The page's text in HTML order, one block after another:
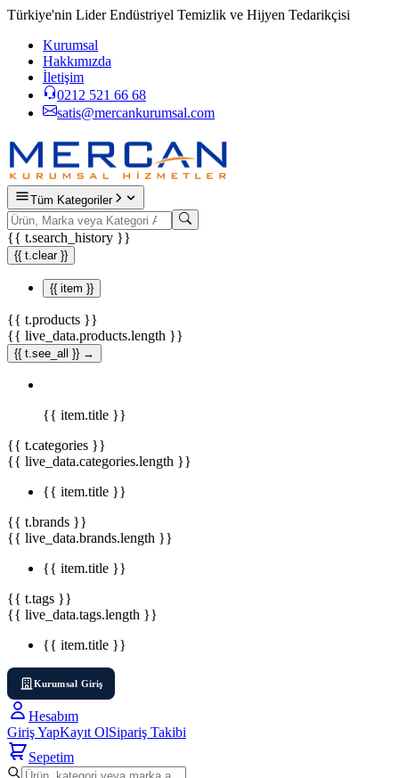
Türkiye'nin Lider Endüstriyel Temizlik ve Hijyen Tedarikçisi
Kurumsal
Hakkımızda
İletişim
0212 521 66 68
satis@mercankurumsal.com
Tüm Kategoriler
{{ t.search_history }}
{{ t.clear }}
{{ item }}
{{ t.products }}
{{ live_data.products.length }}
{{ t.see_all }} →
{{ item.title }}
{{ t.categories }}
{{ live_data.categories.length }}
{{ item.title }}
{{ t.brands }}
{{ live_data.brands.length }}
{{ item.title }}
{{ t.tags }}
{{ live_data.tags.length }}
{{ item.title }}
Kurumsal Giriş
Hesabım
Giriş YapKayıt OlSipariş Takibi
Sepetim